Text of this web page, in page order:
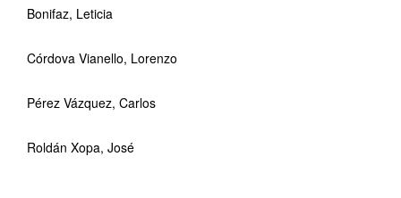
Bonifaz, Leticia
Córdova Vianello, Lorenzo
Pérez Vázquez, Carlos
Roldán Xopa, José